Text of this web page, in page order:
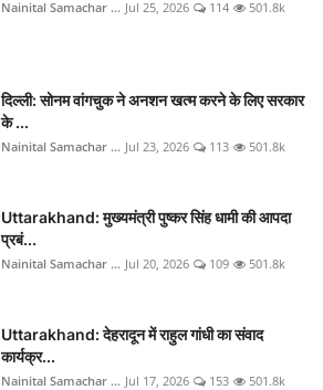
Nainital Samachar ... Jul 25, 2026 114 501.8k
दिल्ली: सोनम वांगचुक ने अनशन खत्म करने के लिए सरकार
के ...
Nainital Samachar ... Jul 23, 2026 113 501.8k
Uttarakhand: मुख्यमंत्री पुष्कर सिंह धामी की आपदा
प्रबं...
Nainital Samachar ... Jul 20, 2026 109 501.8k
Uttarakhand: देहरादून में राहुल गांधी का संवाद
कार्यक्र...
Nainital Samachar ... Jul 17, 2026 153 501.8k